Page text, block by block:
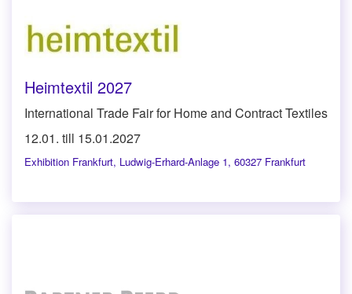
Heimtextil 2027
International Trade Fair for Home and Contract Textiles
12.01. till 15.01.2027
Exhibition Frankfurt, Ludwig-Erhard-Anlage 1, 60327 Frankfurt